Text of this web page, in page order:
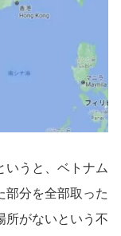
いうと、ベトナム
部分を全部取った
所がないという不